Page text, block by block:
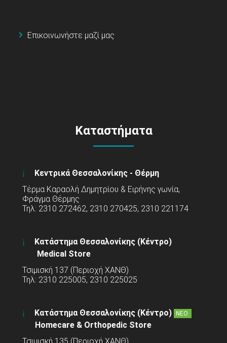
Επικοινωνήστε μαζί μας
Καταστήματα
Κεντρικά Θεσσαλονίκης - Θέρμη
Τέρμα Καραολή Δημητρίου & Ειρήνης γωνία,
Φράγμα Θέρμης
Τηλ: 2310 272462, 2310 270425, 2310 221174
Κατάστημα Θεσσαλονίκης (Κέντρο)
Medical Store
Τσιμισκή 137 (Περιοχή ΧΑΝΘ)
Τηλ: 2310 225005, 2310 225025
Κατάστημα Θεσσαλονίκης (Κέντρο) ΝΕΟ
Homecare & Orthopedic Store